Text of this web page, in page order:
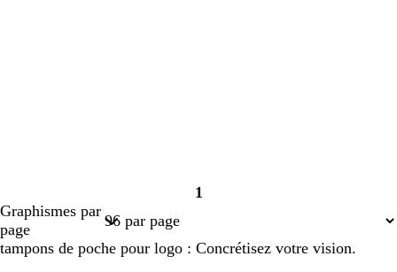
Page
1
Graphismes par
page
tampons de poche pour logo : Concrétisez votre vision.